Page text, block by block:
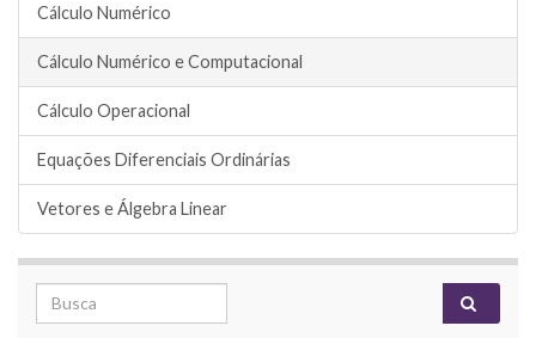
Cálculo Numérico
Cálculo Numérico e Computacional
Cálculo Operacional
Equações Diferenciais Ordinárias
Vetores e Álgebra Linear
Search for: